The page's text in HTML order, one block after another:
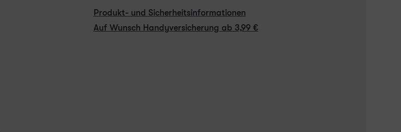
Produkt- und Sicherheitsinformationen
Auf Wunsch Handyversicherung ab 3,99 €